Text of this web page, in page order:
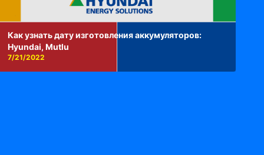
Как узнать дату изготовления аккумуляторов:
Hyundai, Mutlu
7/21/2022